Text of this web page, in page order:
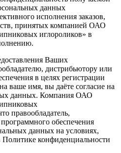
данных
исполнения заказов,
принятых компанией ОАО
иглороликов» в
Ваших
дистрибьютору или
в целях регистрации
ваше имя, вы даёте согласие на
данных. Компания ОАО
правообладатель,
обеспечения
данных на условиях,
конфиденциальности